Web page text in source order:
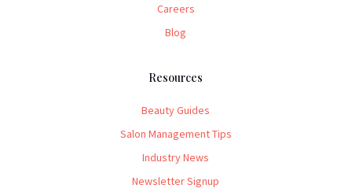
Careers
Blog
Resources
Beauty Guides
Salon Management Tips
Industry News
Newsletter Signup